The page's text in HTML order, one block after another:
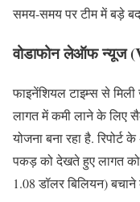
समय-समय पर टीम में बड़े
वोडाफोनलेऑफन्यूज
फाइनेंशियल टाइम्स से
लागत में कमी लाने के लिए
योजना बना रहा है.
पकड़ को देखते हुए लागत
1.08 डॉलर बिलियन) बचाने